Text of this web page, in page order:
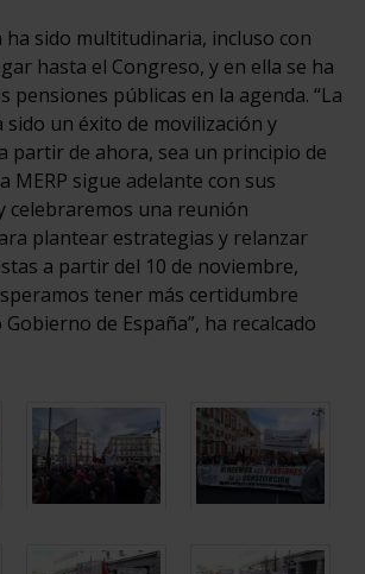
ha sido multitudinaria, incluso con
hasta el Congreso, y en ella se ha
pensiones públicas en la agenda. “La
sido un éxito de movilización y
partir de ahora, sea un principio de
MERP sigue adelante con sus
celebraremos una reunión
plantear estrategias y relanzar
a partir del 10 de noviembre,
tener más certidumbre
de España”, ha recalcado